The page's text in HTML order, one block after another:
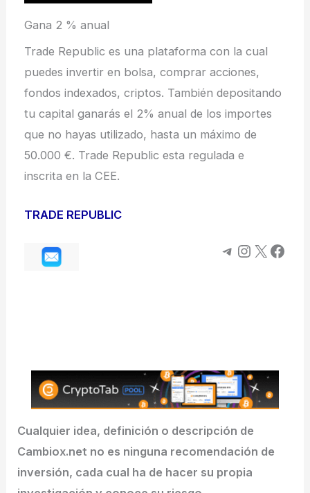
Gana 2 % anual
Trade Republic es una plataforma con la cual
puedes invertir en bolsa, comprar acciones,
fondos indexados, criptos. También depositando
tu capital ganarás el 2% anual de los importes
que no hayas utilizado, hasta un máximo de
50.000 €. Trade Republic esta regulada e
inscrita en la CEE.
TRADE REPUBLIC
Telegram
X
Cualquier idea, definición o descripción de
Cambiox.net no es ninguna recomendación de
inversión, cada cual ha de hacer su propia